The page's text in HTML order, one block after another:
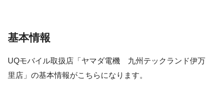
基本情報
UQモバイル取扱店「ヤマダ電機 九州テックランド伊万
里店」の基本情報がこちらになります。